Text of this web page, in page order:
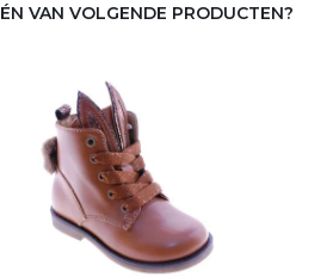
VAN VOLGENDE PRODUCTEN?